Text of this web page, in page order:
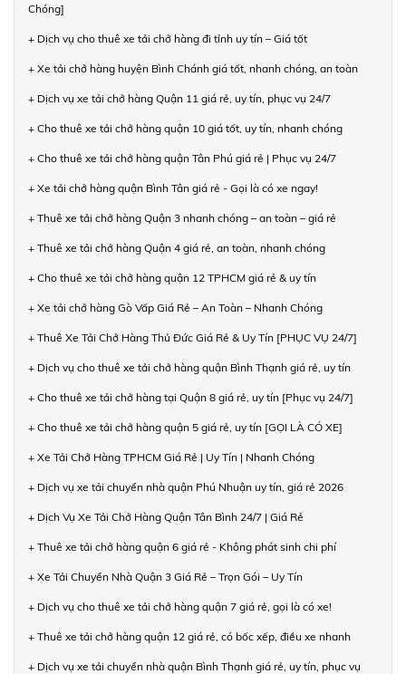
Chóng]
+ Dịch vụ cho thuê xe tải chở hàng đi tỉnh uy tín – Giá tốt
+ Xe tải chở hàng huyện Bình Chánh giá tốt, nhanh chóng, an toàn
+ Dịch vụ xe tải chở hàng Quận 11 giá rẻ, uy tín, phục vụ 24/7
+ Cho thuê xe tải chở hàng quận 10 giá tốt, uy tín, nhanh chóng
+ Cho thuê xe tải chở hàng quận Tân Phú giá rẻ | Phục vụ 24/7
+ Xe tải chở hàng quận Bình Tân giá rẻ - Gọi là có xe ngay!
+ Thuê xe tải chở hàng Quận 3 nhanh chóng – an toàn – giá rẻ
+ Thuê xe tải chở hàng Quận 4 giá rẻ, an toàn, nhanh chóng
+ Cho thuê xe tải chở hàng quận 12 TPHCM giá rẻ & uy tín
+ Xe tải chở hàng Gò Vấp Giá Rẻ – An Toàn – Nhanh Chóng
+ Thuê Xe Tải Chở Hàng Thủ Đức Giá Rẻ & Uy Tín [PHỤC VỤ 24/7]
+ Dịch vụ cho thuê xe tải chở hàng quận Bình Thạnh giá rẻ, uy tín
+ Cho thuê xe tải chở hàng tại Quận 8 giá rẻ, uy tín [Phục vụ 24/7]
+ Cho thuê xe tải chở hàng quận 5 giá rẻ, uy tín [GỌI LÀ CÓ XE]
+ Xe Tải Chở Hàng TPHCM Giá Rẻ | Uy Tín | Nhanh Chóng
+ Dịch vụ xe tải chuyển nhà quận Phú Nhuận uy tín, giá rẻ 2026
+ Dịch Vụ Xe Tải Chở Hàng Quận Tân Bình 24/7 | Giá Rẻ
+ Thuê xe tải chở hàng quận 6 giá rẻ - Không phát sinh chi phí
+ Xe Tải Chuyển Nhà Quận 3 Giá Rẻ – Trọn Gói – Uy Tín
+ Dịch vụ cho thuê xe tải chở hàng quận 7 giá rẻ, gọi là có xe!
+ Thuê xe tải chở hàng quận 12 giá rẻ, có bốc xếp, điều xe nhanh
+ Dịch vụ xe tải chuyển nhà quận Bình Thạnh giá rẻ, uy tín, phục vụ